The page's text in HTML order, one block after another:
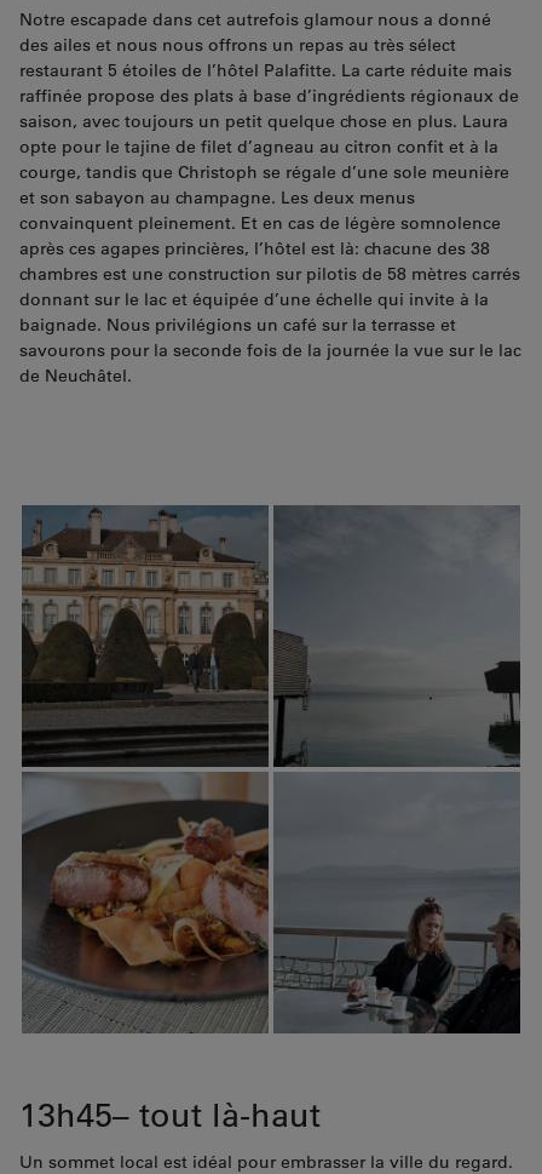
Notre escapade dans cet autrefois glamour nous a donné
des ailes et nous nous offrons un repas au très sélect
restaurant 5 étoiles de l’hôtel Palafitte. La carte réduite mais
raffinée propose des plats à base d’ingrédients régionaux de
saison, avec toujours un petit quelque chose en plus. Laura
opte pour le tajine de filet d’agneau au citron confit et à la
courge, tandis que Christoph se régale d’une sole meunière
et son sabayon au champagne. Les deux menus
convainquent pleinement. Et en cas de légère somnolence
après ces agapes princières, l’hôtel est là: chacune des 38
chambres est une construction sur pilotis de 58 mètres carrés
donnant sur le lac et équipée d’une échelle qui invite à la
baignade. Nous privilégions un café sur la terrasse et
savourons pour la seconde fois de la journée la vue sur le lac
de Neuchâtel.
13h45– tout là-haut
Un sommet local est idéal pour embrasser la ville du regard.